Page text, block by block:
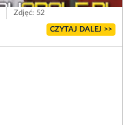
Zdjęć: 52
CZYTAJ DALEJ >>